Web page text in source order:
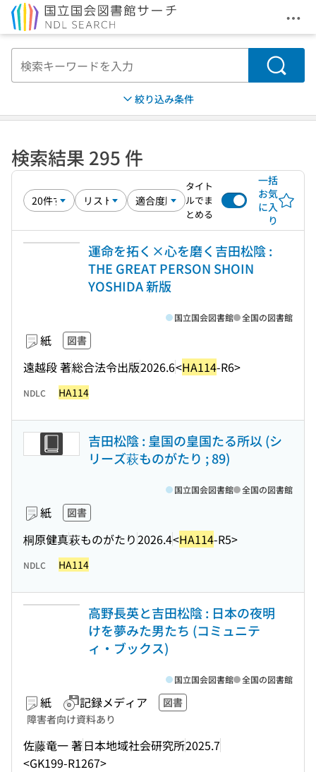
メ
検索
絞り込み条件
検索結果 295 件
タイト
ルでま
とめる
一括
お気
に入
り
運命を拓く×心を磨く吉田松陰 :
THE GREAT PERSON SHOIN
YOSHIDA 新版
紙 図書
遠越段 著総合法令出版2026.6<HA114-R6>
国立国会図書館 全国の図書館
NDLC HA114
吉田松陰 : 皇国の皇国たる所以 (シ
リーズ萩ものがたり ; 89)
紙 図書
桐原健真萩ものがたり2026.4<HA114-R5>
国立国会図書館 全国の図書館
NDLC HA114
高野長英と吉田松陰 : 日本の夜明
けを夢みた男たち (コミュニテ
ィ・ブックス)
紙 記録メディア
図書
障害者向け資料あり
佐藤竜一 著日本地域社会研究所2025.7
<GK199-R1267>
国立国会図書館 全国の図書館